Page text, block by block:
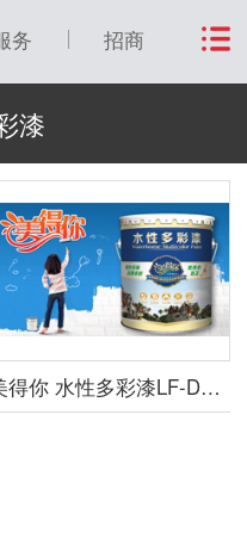
务 招商
漆
美得你 水性多彩漆LF-DCQ（真石型）